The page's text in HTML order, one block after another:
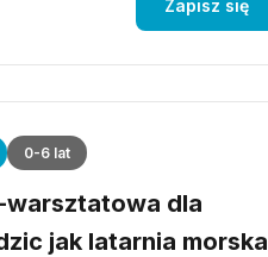
Zapisz się
0-6 lat
dla
jak latarnia morska